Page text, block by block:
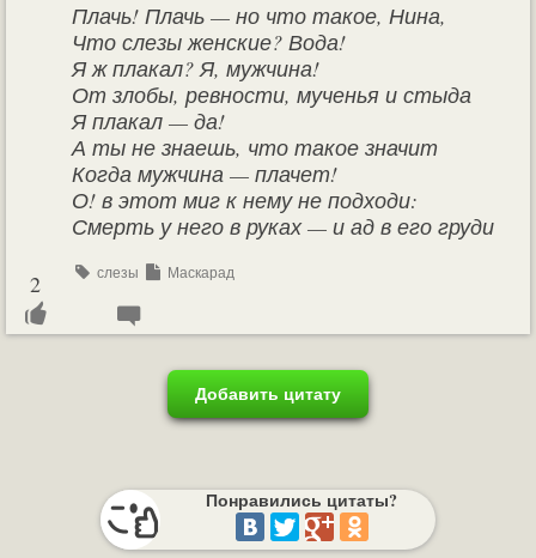
Плачь! Плачь — но что такое, Нина,
Что слезы женские? Вода!
Я ж плакал? Я, мужчина!
От злобы, ревности, мученья и стыда
Я плакал — да!
А ты не знаешь, что такое значит
Когда мужчина — плачет!
О! в этот миг к нему не подходи:
Смерть у него в руках — и ад в его груди
слезы Маскарад
2
Добавить цитату
Понравились цитаты?